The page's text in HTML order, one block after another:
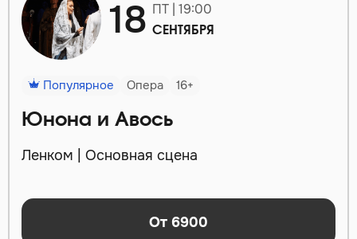
18 ПТ | 19:00
СЕНТЯБРЯ
Популярное Опера 16+
Юнона и Авось
Ленком | Основная сцена
От 6900